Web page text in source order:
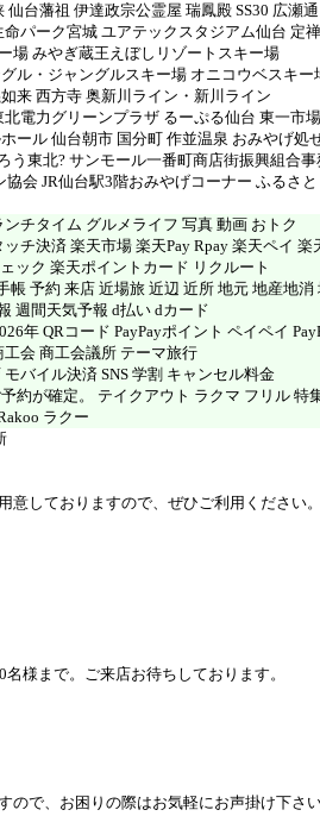
台藩祖 伊達政宗公霊屋 瑞鳳殿 SS30 広瀬
パーク宮城 ユアテックスタジアム仙台 定
場 みやぎ蔵王えぼしリゾートスキー場
ル・ジャングルスキー場 オニコウベスキー
来 西方寺 奥新川ライン・新川ライン
電力グリーンプラザ るーぷる仙台 東一市
ール 仙台朝市 国分町 作並温泉 おみやげ処
う東北? サンモール一番町商店街振興組合事
会 JR仙台駅3階おみやげコーナー ふるさ
チタイム グルメライフ 写真 動画 おトク
チ決済 楽天市場 楽天Pay Rpay 楽天ペイ 楽
ック 楽天ポイントカード リクルート
帳 予約 来店 近場旅 近辺 近所 地元 地産地
週間天気予報 d払い dカード
年 QRコード PayPayポイント ペイペイ
会 商工会議所 テーマ旅行
バイル決済 SNS 学割 キャンセル料金
約が確定。 テイクアウト ラクマ フリル 特
ラクー
意しておりますので、ぜひご利用ください
様まで。ご来店お待ちしております。
ので、お困りの際はお気軽にお声掛け下さ